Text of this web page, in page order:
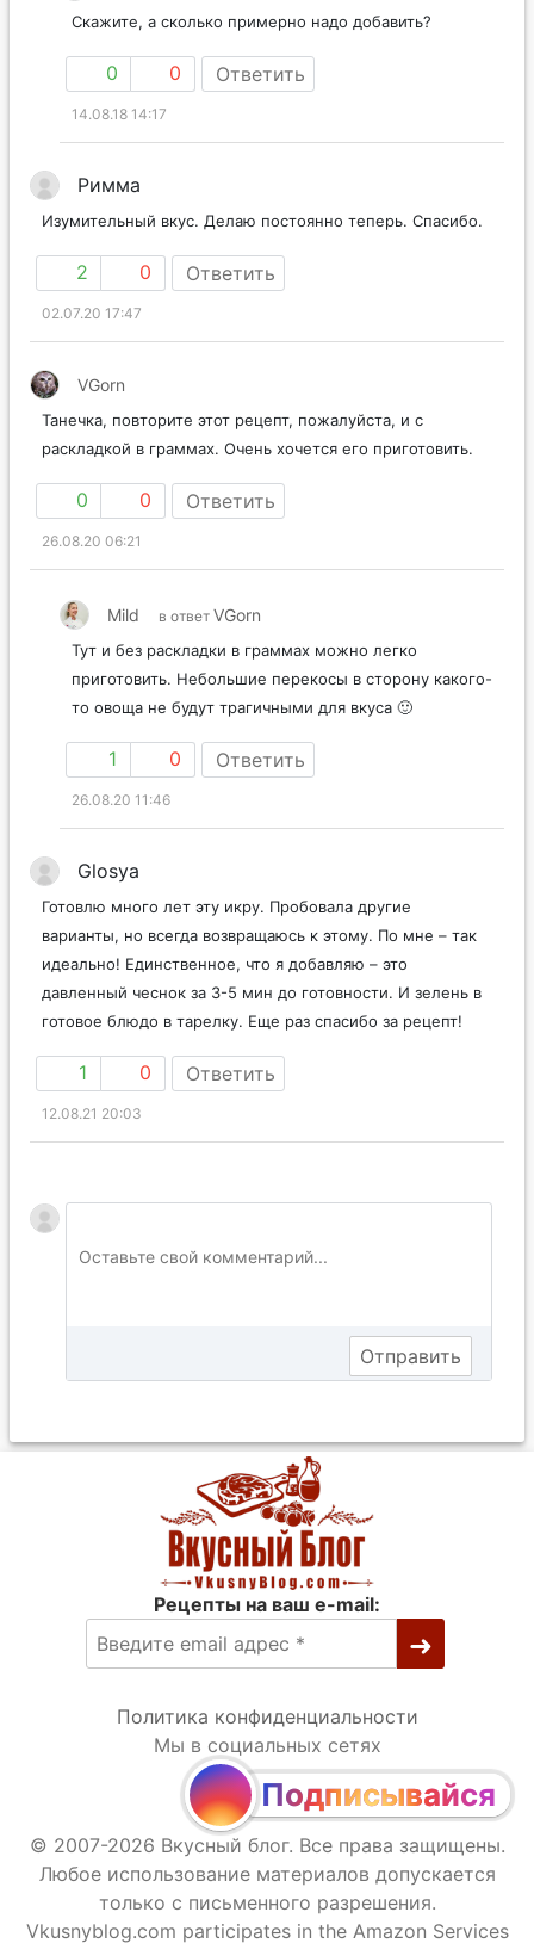
Скажите, а сколько примерно надо добавить?
0 0 Ответить
14.08.18 14:17
Римма
Изумительный вкус. Делаю постоянно теперь. Спасибо.
2 0 Ответить
02.07.20 17:47
VGorn
Танечка, повторите этот рецепт, пожалуйста, и с
раскладкой в граммах. Очень хочется его приготовить.
0 0 Ответить
26.08.20 06:21
Mild в ответ VGorn
Тут и без раскладки в граммах можно легко
приготовить. Небольшие перекосы в сторону какого-
то овоща не будут трагичными для вкуса 🙂
1 0 Ответить
26.08.20 11:46
Glosya
Готовлю много лет эту икру. Пробовала другие
варианты, но всегда возвращаюсь к этому. По мне – так
идеально! Единственное, что я добавляю – это
давленный чеснок за 3-5 мин до готовности. И зелень в
готовое блюдо в тарелку. Еще раз спасибо за рецепт!
1 0 Ответить
12.08.21 20:03
Рецепты на ваш e-mail:
Политика конфиденциальности
Мы в социальных сетях
Подписывайся
© 2007-2026 Вкусный блог. Все права защищены.
Любое использование материалов допускается
только с письменного разрешения.
Vkusnyblog.com participates in the Amazon Services